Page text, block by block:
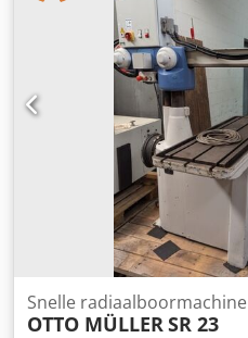
Snelle radiaalboormachine
OTTO MÜLLERSR 23